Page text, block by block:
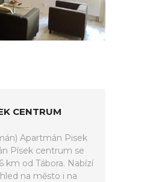
CENTRUM
Apartmán Pisek
Písek centrum se
km od Tábora. Nabízí
na město i na